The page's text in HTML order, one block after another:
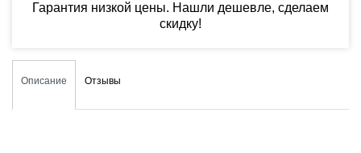
Гарантия низкой цены. Нашли дешевле, сделаем
скидку!
Описание Отзывы